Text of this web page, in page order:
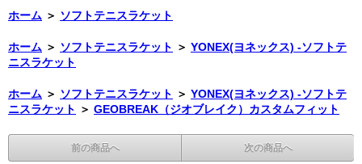
ホーム ＞ ソフトテニスラケット
ホーム ＞ ソフトテニスラケット ＞ YONEX(ヨネックス) -ソフトテ
ニスラケット
ホーム ＞ ソフトテニスラケット ＞ YONEX(ヨネックス) -ソフトテ
ニスラケット ＞ GEOBREAK（ジオブレイク）カスタムフィット
前の商品へ 次の商品へ